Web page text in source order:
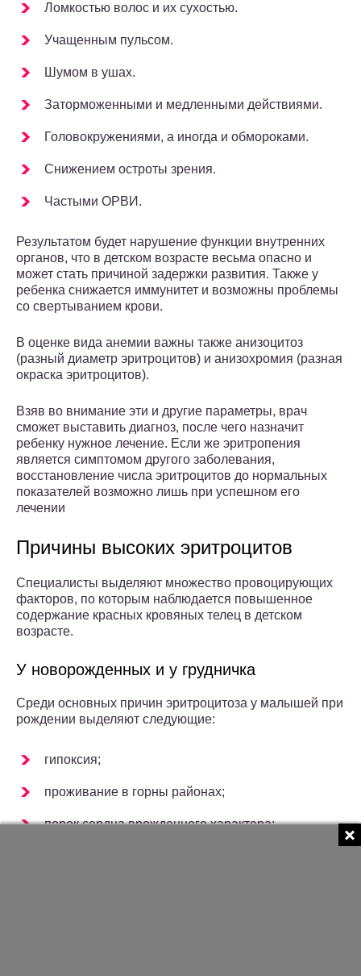
Ломкостью волос и их сухостью.
Учащенным пульсом.
Шумом в ушах.
Заторможенными и медленными действиями.
Головокружениями, а иногда и обмороками.
Снижением остроты зрения.
Частыми ОРВИ.
Результатом будет нарушение функции внутренних
органов, что в детском возрасте весьма опасно и
может стать причиной задержки развития. Также у
ребенка снижается иммунитет и возможны проблемы
со свертыванием крови.
В оценке вида анемии важны также анизоцитоз
(разный диаметр эритроцитов) и анизохромия (разная
окраска эритроцитов).
Взяв во внимание эти и другие параметры, врач
сможет выставить диагноз, после чего назначит
ребенку нужное лечение. Если же эритропения
является симптомом другого заболевания,
восстановление числа эритроцитов до нормальных
показателей возможно лишь при успешном его
лечении
Причины высоких эритроцитов
Специалисты выделяют множество провоцирующих
факторов, по которым наблюдается повышенное
содержание красных кровяных телец в детском
возрасте.
У новорожденных и у грудничка
Среди основных причин эритроцитоза у малышей при
рождении выделяют следующие:
гипоксия;
проживание в горны районах;
порок сердца врожденного характера;